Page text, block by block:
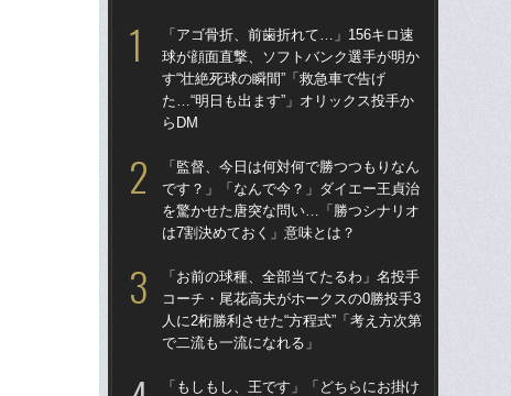
「アゴ骨折、前歯折れて…」156キロ速
球が顔面直撃、ソフトバンク選手が明か
す“壮絶死球の瞬間”「救急車で告げ
た…“明日も出ます”」オリックス投手か
らDM
「監督、今日は何対何で勝つつもりなん
です？」「なんで今？」ダイエー王貞治
を驚かせた唐突な問い…「勝つシナリオ
は7割決めておく」意味とは？
「お前の球種、全部当てたるわ」名投手
コーチ・尾花高夫がホークスの0勝投手3
人に2桁勝利させた“方程式”「考え方次第
で二流も一流になれる」
「もしもし、王です」「どちらにお掛け